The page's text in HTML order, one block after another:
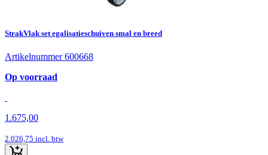
StrakVlak set egalisatieschuiven smal en breed
Artikelnummer 600668
Op voorraad
1.675,00
2.026,75 incl. btw